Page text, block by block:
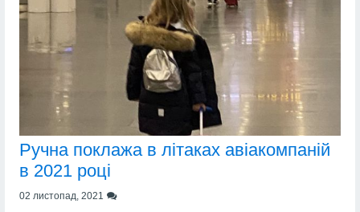
Ручна поклажа в літаках авіакомпаній
в 2021 році
02 листопад, 2021